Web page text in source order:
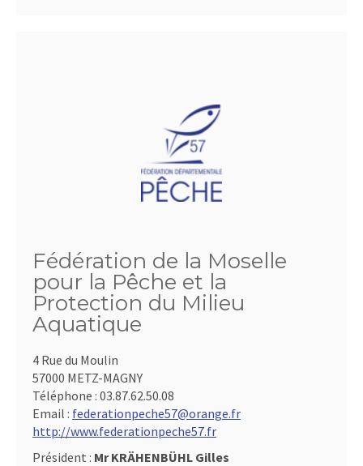
Fédération de la Moselle
pour la Pêche et la
Protection du Milieu
Aquatique
4 Rue du Moulin
57000 METZ-MAGNY
Téléphone : 03.87.62.50.08
Email : federationpeche57@orange.fr
http://www.federationpeche57.fr
Président : Mr KRÄHENBÜHL Gilles